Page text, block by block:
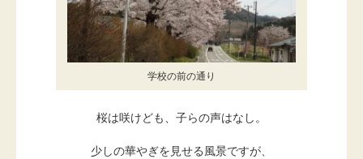
学校の前の通り
桜は咲けども、子らの声はなし。
少しの華やぎを見せる風景ですが、